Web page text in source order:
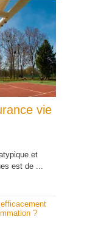
vie
et
est de ...
?